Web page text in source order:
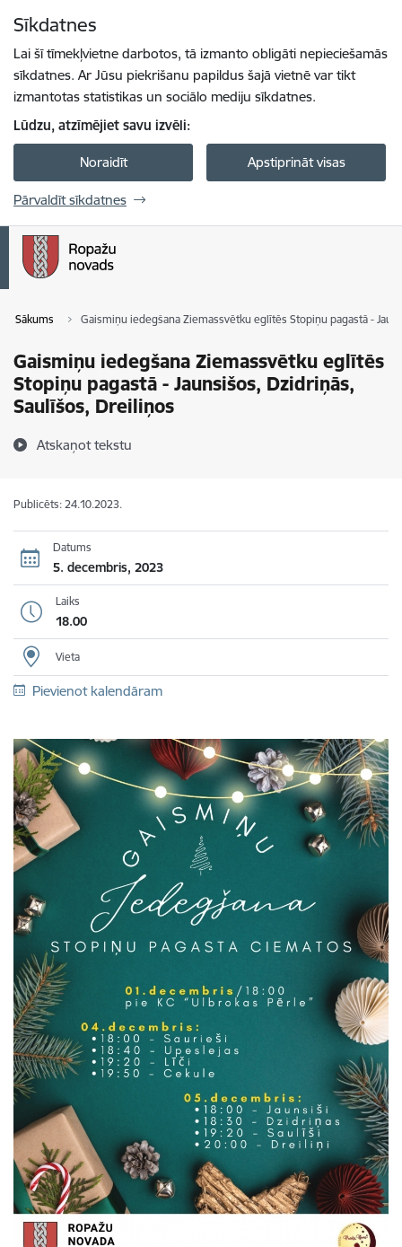
Sīkdatnes
Lai šī tīmekļvietne darbotos, tā izmanto obligāti nepieciešamās
sīkdatnes. Ar Jūsu piekrišanu papildus šajā vietnē var tikt
izmantotas statistikas un sociālo mediju sīkdatnes.
Lūdzu, atzīmējiet savu izvēli:
Noraidīt Apstiprināt visas
Pārvaldīt sīkdatnes
Sākums Gaismiņu iedegšana Ziemassvētku eglītēs Stopiņu pagastā -
Gaismiņu iedegšana Ziemassvētku eglītēs
Stopiņu pagastā - Jaunsišos, Dzidriņās,
Saulīšos, Dreiliņos
Atskaņot tekstu
Publicēts: 24.10.2023.
Datums
5. decembris, 2023
Laiks
18.00
Vieta
Pievienot kalendāram